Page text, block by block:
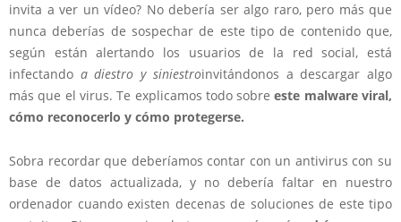
invita a ver un vídeo? No debería ser algo raro, pero más que
nunca deberías de sospechar de este tipo de contenido que,
según están alertando los usuarios de la red social, está
infectando a diestro y siniestroinvitándonos a descargar algo
más que el virus. Te explicamos todo sobreeste malware viral,
cómo reconocerlo y cómo protegerse.
Sobra recordar que deberíamos contar con un antivirus con su
base de datos actualizada, y no debería faltar en nuestro
ordenador cuando existen decenas de soluciones de este tipo